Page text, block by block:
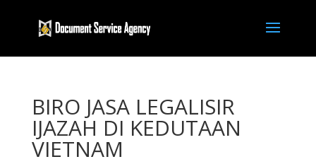
BIRO JASA LEGALISIR
IJAZAH DI KEDUTAAN
VIETNAM